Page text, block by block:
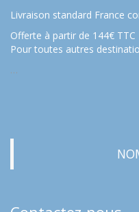
Livraison standard France
Offerte à partir de 144€ TTC
Pour toutes autres
…